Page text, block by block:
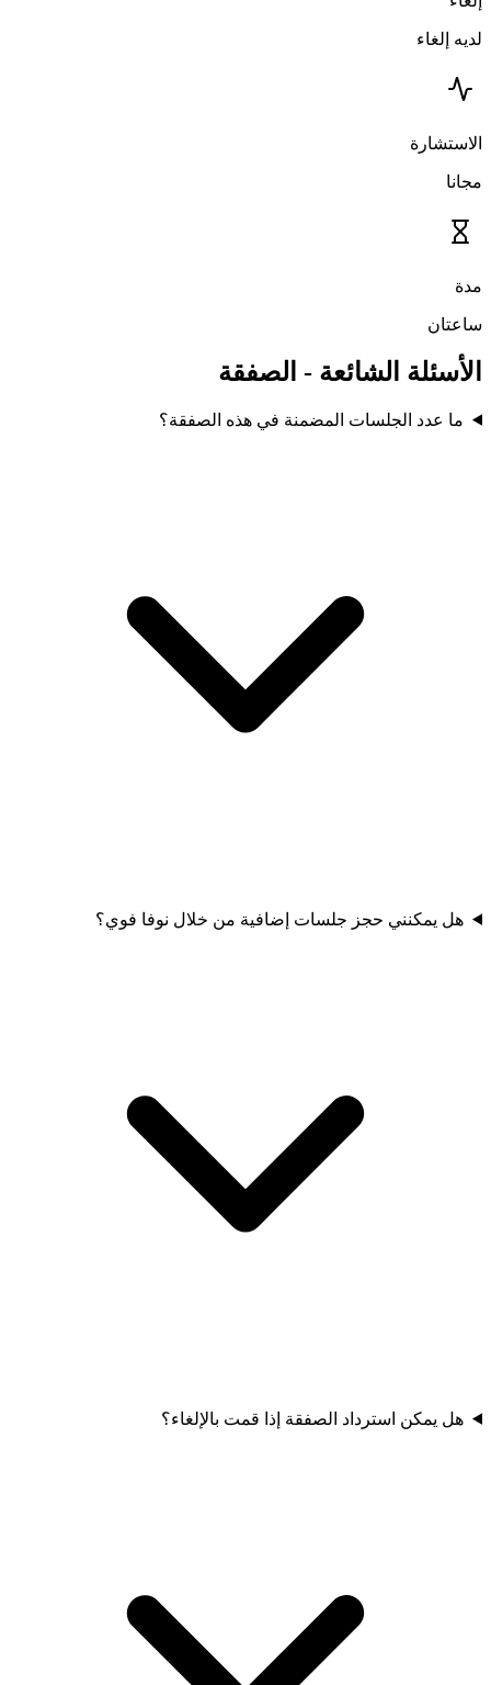
لديه إلغاء
الاستشارة
مجانا
مدة
ساعتان
الأسئلة الشائعة - الصفقة
ما عدد الجلسات المضمنة في هذه الصفقة؟
هل يمكنني حجز جلسات إضافية من خلال نوفا فوي؟
هل يمكن استرداد الصفقة إذا قمت بالإلغاء؟